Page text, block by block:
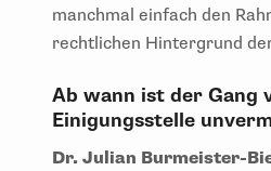
manchmal einfach den
rechtlichen Hintergrund
Ab wann ist der Gang
Einigungsstelle
Dr. Julian Burmeister-